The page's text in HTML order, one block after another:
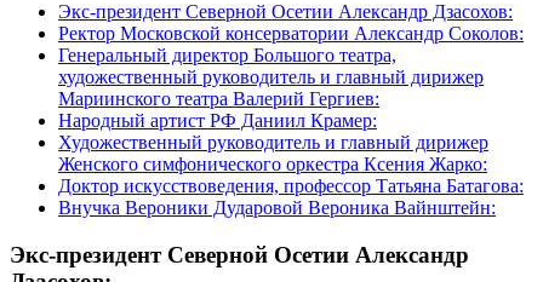
Экс-президент Северной Осетии Александр Дзасохов:
Ректор Московской консерватории Александр Соколов:
Генеральный директор Большого театра,
художественный руководитель и главный дирижер
Мариинского театра Валерий Гергиев:
Народный артист РФ Даниил Крамер:
Художественный руководитель и главный дирижер
Женского симфонического оркестра Ксения Жарко:
Доктор искусствоведения, профессор Татьяна Батагова:
Внучка Вероники Дударовой Вероника Вайнштейн:
Экс-президент Северной Осетии Александр